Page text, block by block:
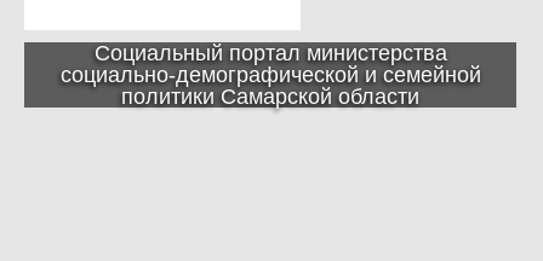
Социальный портал министерства
социально-демографической и семейной
политики Самарской области